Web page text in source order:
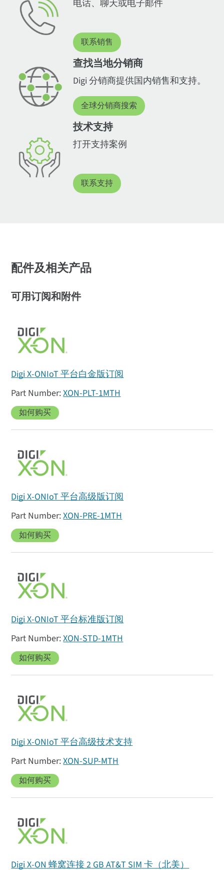
电话、聊天或电子邮件
联系销售
查找当地分销商
Digi 分销商提供国内销售和支持。
全球分销商搜索
技术支持
打开支持案例
联系支持
配件及相关产品
可用订阅和附件
Digi X-ONIoT 平台白金版订阅
XON-PLT-1MTH
如何购买
Digi X-ONIoT 平台高级版订阅
XON-PRE-1MTH
如何购买
Digi X-ONIoT 平台标准版订阅
XON-STD-1MTH
如何购买
Digi X-ONIoT 平台高级技术支持
XON-SUP-MTH
如何购买
Digi X-ON 蜂窝连接 2 GB AT&T SIM 卡（北美）